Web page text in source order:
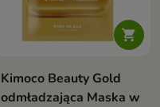

Kimoco Beauty Gold
odmładzająca Maska w